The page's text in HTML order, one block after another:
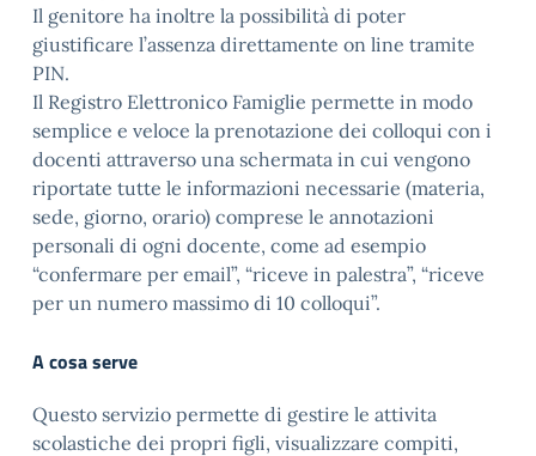
Il genitore ha inoltre la possibilità di poter
giustificare l’assenza direttamente on line tramite
PIN.
Il Registro Elettronico Famiglie permette in modo
semplice e veloce la prenotazione dei colloqui con i
docenti attraverso una schermata in cui vengono
riportate tutte le informazioni necessarie (materia,
sede, giorno, orario) comprese le annotazioni
personali di ogni docente, come ad esempio
“confermare per email”, “riceve in palestra”, “riceve
per un numero massimo di 10 colloqui”.
A cosa serve
Questo servizio permette di gestire le attivita
scolastiche dei propri figli, visualizzare compiti,